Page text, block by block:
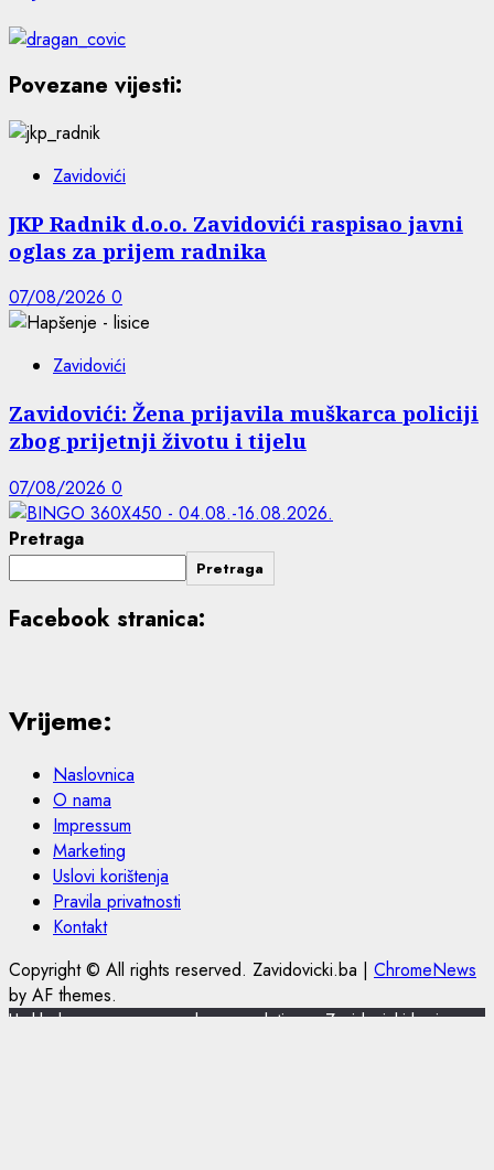
Povezane vijesti:
Zavidovići
JKP Radnik d.o.o. Zavidovići raspisao javni
oglas za prijem radnika
07/08/2026 0
Zavidovići
Zavidovići: Žena prijavila muškarca policiji
zbog prijetnji životu i tijelu
07/08/2026 0
Pretraga
Pretraga
Facebook stranica:
Vrijeme:
Naslovnica
O nama
Impressum
Marketing
Uslovi korištenja
Pravila privatnosti
Kontakt
Copyright © All rights reserved. Zavidovicki.ba | ChromeNews
by AF themes.
U skladu s novom europskom regulativom, Zavidovicki.ba je